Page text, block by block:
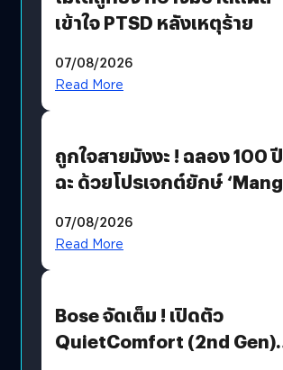
เข้าใจ PTSD หลังเหตุร้าย
07/08/2026
Read More
ถูกใจสายมังงะ ! ฉลอง 100
ฉะ ด้วยโปรเจกต์ยักษ์
มีภาษาไทยด้วย
07/08/2026
Read More
Bose จัดเต็ม ! เปิดตัว
QuietComfort (2nd Gen)